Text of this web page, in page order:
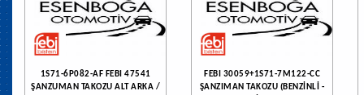
1S71-6P082-AF FEBI 47541
ŞANZUMAN TAKOZU ALT ARKA /
FEBI 30059+1S71-7M122-CC
ŞANZIMAN TAKOZU (BENZİNLİ -